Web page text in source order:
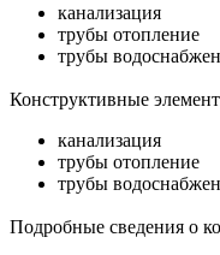
канализация
трубы отопление
трубы
Конструктивные
канализация
трубы отопление
трубы
Подробные сведения о